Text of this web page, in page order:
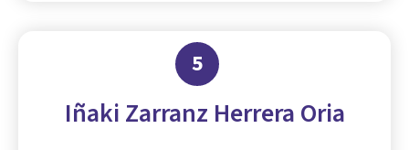
5
Iñaki Zarranz Herrera Oria